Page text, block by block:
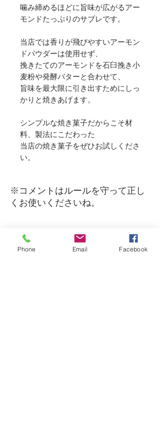
噛み締めるほどに旨味が広がるアー
モンドたっぷりのサブレです。
当店では香りが飛びやすいアーモン
ドパウダーは使用せず、
挽きたてのアーモンドを石臼挽き小
麦粉や発酵バターと合わせて、
旨味を最大限に引き出すためにしっ
かりと焼きあげます。
シンプルな焼き菓子だからこそ材
料、製法にこだわった
当店の焼き菓子をぜひお試しくださ
い。
​※コメントはルールを守って正し
くお使いくださいね。
Phone Email Facebook